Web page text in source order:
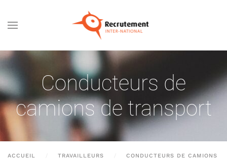
Passer au contenu principal
Conducteurs de
camions de transport
ACCUEIL TRAVAILLEURS
CONDUCTEURS DE CAMIONS